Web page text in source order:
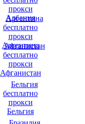
Албания
Аргентина
Афганистан
Бельгия